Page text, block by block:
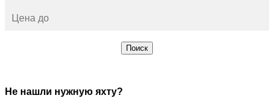
Поиск
Не нашли нужную яхту?